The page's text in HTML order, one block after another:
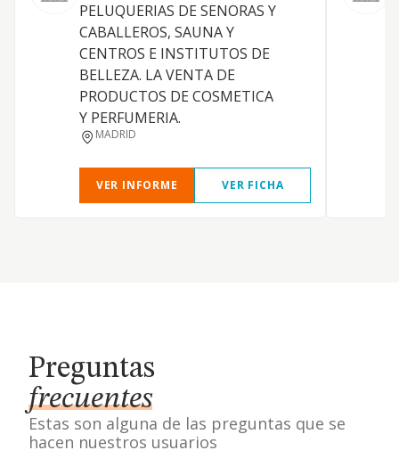
PELUQUERIAS DE SENORAS Y
CABALLEROS, SAUNA Y
CENTROS E INSTITUTOS DE
BELLEZA. LA VENTA DE
PRODUCTOS DE COSMETICA
Y PERFUMERIA.
MADRID
VER INFORME VER FICHA
Preguntas
frecuentes
Estas son alguna de las preguntas que se
hacen nuestros usuarios